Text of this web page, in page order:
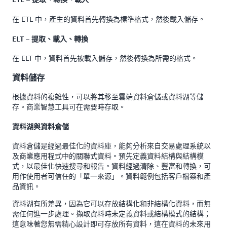
在 ETL 中，產生的資料首先轉換為標準格式，然後載入儲存。
ELT – 提取、載入、轉換
在 ELT 中，資料首先被載入儲存，然後轉換為所需的格式。
資料儲存
根據資料的複雜性，可以將其移至雲端資料倉儲或資料湖等儲
存。商業智慧工具可在需要時存取。
資料湖與資料倉儲
資料倉儲是經過最佳化的資料庫，能夠分析來自交易處理系統以
及商業應用程式中的關聯式資料。預先定義資料結構與結構模
式，以最佳化快速搜尋和報告。資料經過清除、豐富和轉換，可
用作使用者可信任的「單一來源」。資料範例包括客戶檔案和產
品資訊。
資料湖有所差異，因為它可以存放結構化和非結構化資料，而無
需任何進一步處理。擷取資料時未定義資料或結構模式的結構；
這意味著您無需精心設計即可存放所有資料，這在資料的未來用